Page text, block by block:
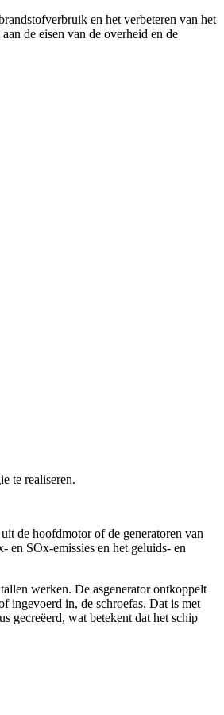
en het verbeteren van het
de eisen van de overheid en de
te realiseren.
de hoofdmotor of de generatoren van
SOx-emissies en het geluids- en
werken. De asgenerator ontkoppelt
ingevoerd in, de schroefas. Dat is met
gecreëerd, wat betekent dat het schip